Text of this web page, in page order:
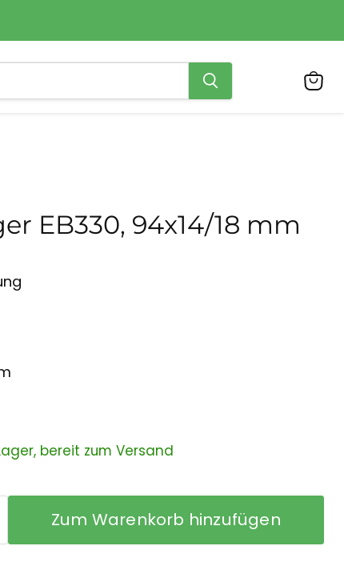
EB330, 94x14/18 mm
bereit zum Versand
Zum Warenkorb hinzufügen